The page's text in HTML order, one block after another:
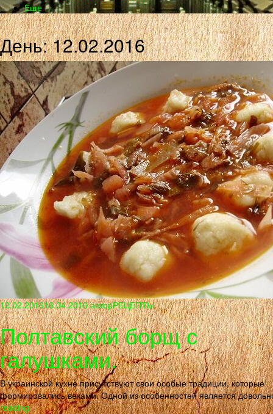
Еще
День: 12.02.2016
12.02.201616.04.2016 авторРЕЦЕПТЫ
Полтавский борщ с
галушками.
В украинской кухне присутствуют свои особые традиции, которые
формировались веками. Одной из особенностей является
reading